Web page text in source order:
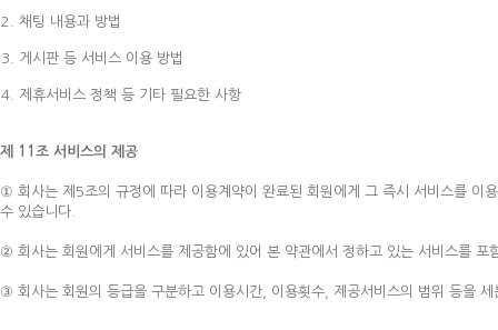
채팅 내용과 방법
게시판 등 서비스 이용 방법
제휴서비스 정책 등 기타 필요한 사항
제 11조 서비스의 제공
① 회사는 제5조의 규정에 따라 이용계약이 완료된 회원에게 그 즉시 서비스를 이
수 있습니다.
② 회사는 회원에게 서비스를 제공함에 있어 본 약관에서 정하고 있는 서비스를 포
③ 회사는 회원의 등급을 구분하고 이용시간, 이용횟수, 제공서비스의 범위 등을